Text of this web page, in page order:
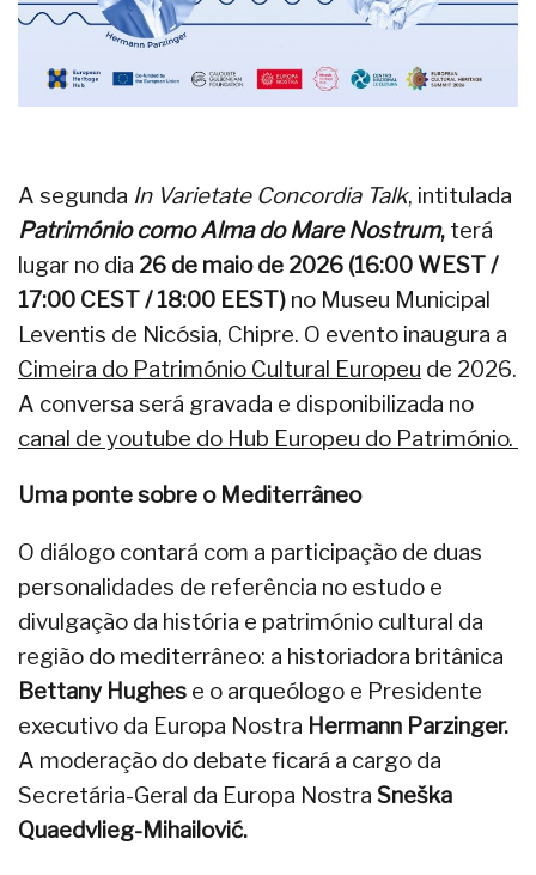
A segunda In Varietate Concordia Talk, intitulada
Património como Alma do Mare Nostrum, terá
lugar no dia 26 de maio de 2026 (16:00 WEST /
17:00 CEST / 18:00 EEST) no Museu Municipal
Leventis de Nicósia, Chipre. O evento inaugura a
Cimeira do Património Cultural Europeu de 2026.
A conversa será gravada e disponibilizada no
canal de youtube do Hub Europeu do Património.
Uma ponte sobre o Mediterrâneo
O diálogo contará com a participação de duas
personalidades de referência no estudo e
divulgação da história e património cultural da
região do mediterrâneo: a historiadora britânica
Bettany Hughes e o arqueólogo e Presidente
executivo da Europa Nostra Hermann Parzinger.
A moderação do debate ficará a cargo da
Secretária-Geral da Europa Nostra Sneška
Quaedvlieg-Mihailović.